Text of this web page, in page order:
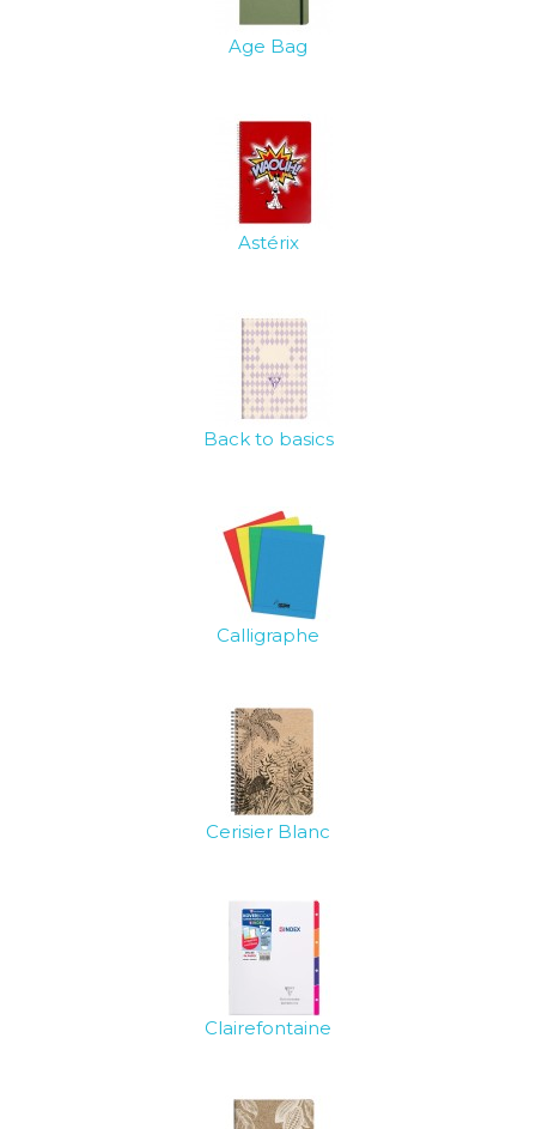
Age Bag
Astérix
Back to basics
Calligraphe
Cerisier Blanc
Clairefontaine